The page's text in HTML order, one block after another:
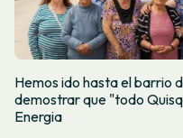
Hemos ido hasta el barrio
demostrar que "todo
Energia